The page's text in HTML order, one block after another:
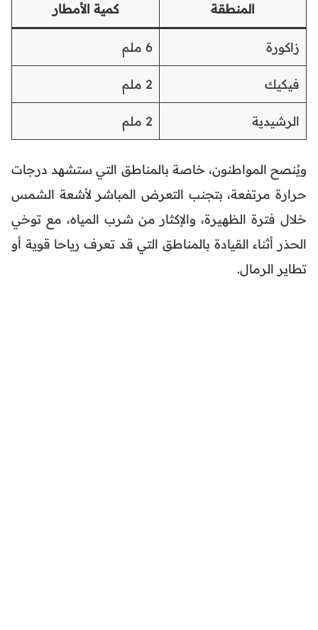
المنطقة كمية الأمطار
زاكورة 6 ملم
فيكيك 2 ملم
الرشيدية 2 ملم
ويُنصح المواطنون، خاصة بالمناطق التي ستشهد درجات
حرارة مرتفعة، بتجنب التعرض المباشر لأشعة الشمس
خلال فترة الظهيرة، والإكثار من شرب المياه، مع توخي
الحذر أثناء القيادة بالمناطق التي قد تعرف رياحا قوية أو
تطاير الرمال.